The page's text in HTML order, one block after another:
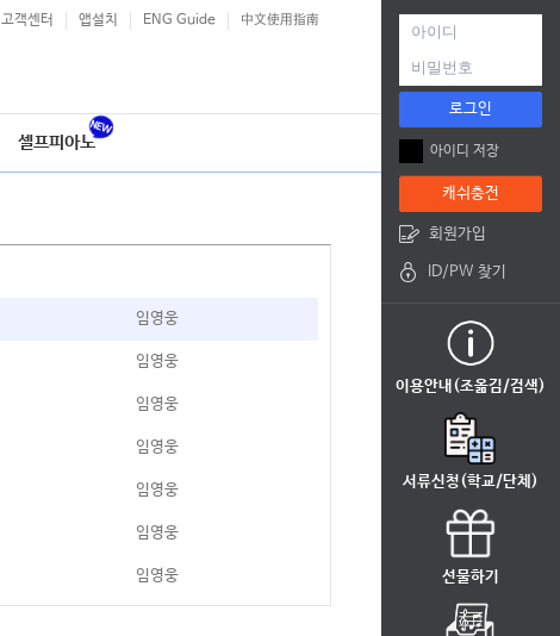
고객센터 앱설치 ENG Guide 中文使用指南
셀프피아노
임영웅
임영웅
임영웅
임영웅
임영웅
임영웅
임영웅
로그인
아이디 저장
캐쉬충전
회원가입
ID/PW 찾기
이용안내(조옮김/검색)
서류신청(학교/단체)
선물하기